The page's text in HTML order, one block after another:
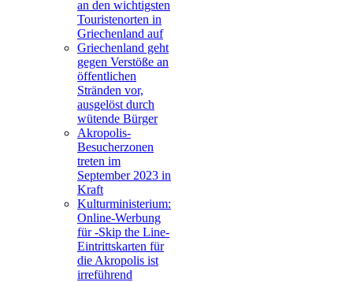
an den wichtigsten
Touristenorten in
Griechenland auf
Griechenland geht
gegen Verstöße an
öffentlichen
Stränden vor,
ausgelöst durch
wütende Bürger
Akropolis-
Besucherzonen
treten im
September 2023 in
Kraft
Kulturministerium:
Online-Werbung
für -Skip the Line-
Eintrittskarten für
die Akropolis ist
irreführend